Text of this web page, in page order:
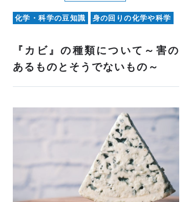
化学・科学の豆知識 身の回りの化学や科学
『カビ』の種類について～害の
あるものとそうでないもの～